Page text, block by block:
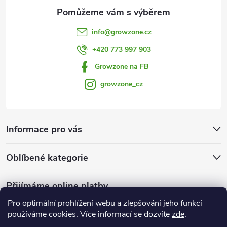
Pro optimální prohlížení webu a zlepšování jeho funkcí
používáme cookies. Více informací se dozvítezde.
info@growzone.cz
+420 773 997 903
Growzone na FB
growzone_cz
Informace pro vás
Oblíbené kategorie
Přijímáme online platby